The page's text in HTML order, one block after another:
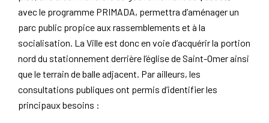
avec le programme PRIMADA, permettra d’aménager un
parc public propice aux rassemblements et à la
socialisation. La Ville est donc en voie d’acquérir la portion
nord du stationnement derrière l’église de Saint-Omer ainsi
que le terrain de balle adjacent. Par ailleurs, les
consultations publiques ont permis d’identifier les
principaux besoins :